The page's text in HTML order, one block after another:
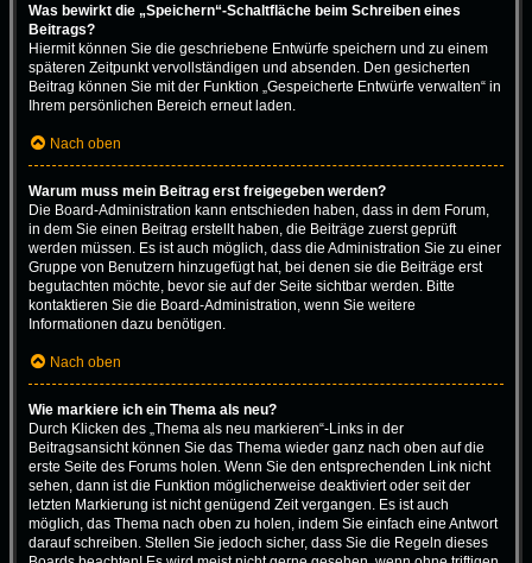
Was bewirkt die „Speichern“-Schaltfläche beim Schreiben eines
Beitrags?
Hiermit können Sie die geschriebene Entwürfe speichern und zu einem
späteren Zeitpunkt vervollständigen und absenden. Den gesicherten
Beitrag können Sie mit der Funktion „Gespeicherte Entwürfe verwalten“ in
Ihrem persönlichen Bereich erneut laden.
Nach oben
Warum muss mein Beitrag erst freigegeben werden?
Die Board-Administration kann entschieden haben, dass in dem Forum,
in dem Sie einen Beitrag erstellt haben, die Beiträge zuerst geprüft
werden müssen. Es ist auch möglich, dass die Administration Sie zu einer
Gruppe von Benutzern hinzugefügt hat, bei denen sie die Beiträge erst
begutachten möchte, bevor sie auf der Seite sichtbar werden. Bitte
kontaktieren Sie die Board-Administration, wenn Sie weitere
Informationen dazu benötigen.
Nach oben
Wie markiere ich ein Thema als neu?
Durch Klicken des „Thema als neu markieren“-Links in der
Beitragsansicht können Sie das Thema wieder ganz nach oben auf die
erste Seite des Forums holen. Wenn Sie den entsprechenden Link nicht
sehen, dann ist die Funktion möglicherweise deaktiviert oder seit der
letzten Markierung ist nicht genügend Zeit vergangen. Es ist auch
möglich, das Thema nach oben zu holen, indem Sie einfach eine Antwort
darauf schreiben. Stellen Sie jedoch sicher, dass Sie die Regeln dieses